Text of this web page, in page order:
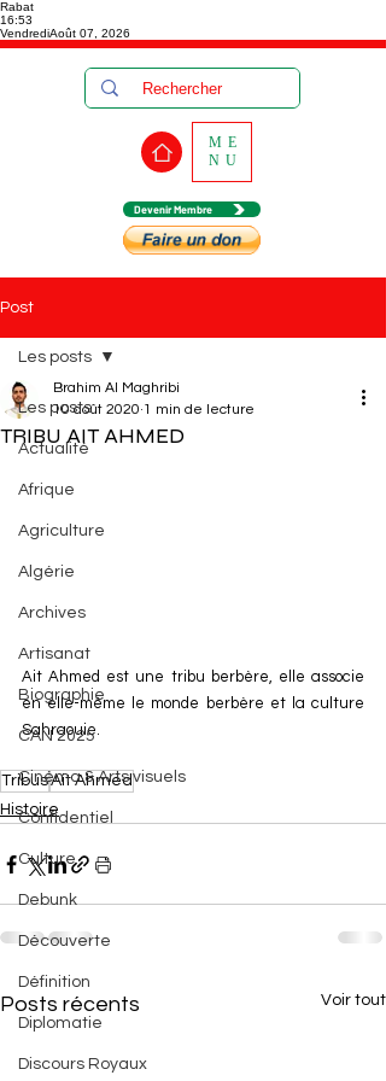
Rabat
16:53
VendrediAoût 07, 2026
Devenir Membre
ME
NU
Post
Les posts
Actualité
Afrique
Agriculture
Algérie
Archives
Artisanat
Biographie
CAN 2025
Cinéma & Arts visuels
Confidentiel
Culture
Debunk
Découverte
Définition
Diplomatie
Discours Royaux
Les posts
TRIBU AIT AHMED
Brahim Al Maghribi
10 août 2020 1 min de lecture
Ait Ahmed est une tribu berbère, elle associe
en elle-même le monde berbère et la culture
Sahraouie.
TribusAit Ahmed
Histoire
Posts récents Voir tout